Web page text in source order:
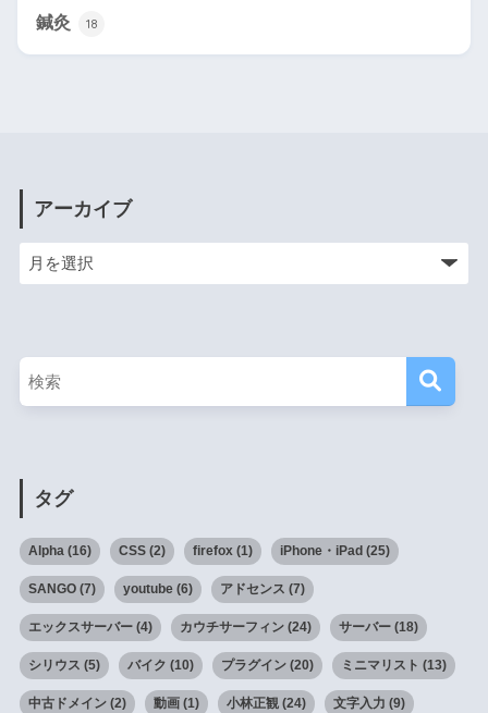
鍼灸 18
アーカイブ
タグ
Alpha(16) CSS(2) firefox(1) iPhone・iPad(25)
SANGO(7) youtube(6) アドセンス (7)
エックスサーバー(4) カウチサーフィン(24) サーバー(18)
シリウス (5) バイク (10) プラグイン(20) ミニマリスト (13)
中古ドメイン(2) 動画(1) 小林正観(24) 文字入力 (9)